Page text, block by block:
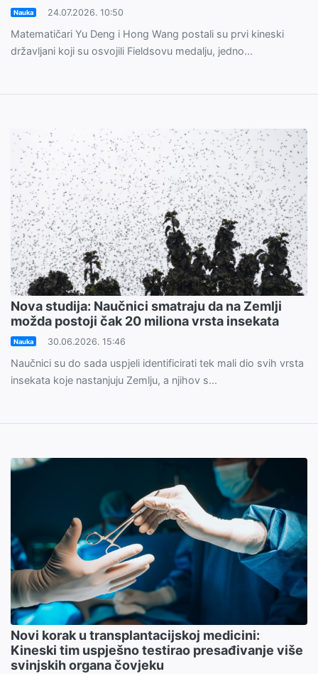
Nauka 24.07.2026. 10:50
Matematičari Yu Deng i Hong Wang postali su prvi kineski
državljani koji su osvojili Fieldsovu medalju, jedno...
Nova studija: Naučnici smatraju da na Zemlji
možda postoji čak 20 miliona vrsta insekata
Nauka 30.06.2026. 15:46
Naučnici su do sada uspjeli identificirati tek mali dio svih vrsta
insekata koje nastanjuju Zemlju, a njihov s...
Novi korak u transplantacijskoj medicini:
Kineski tim uspješno testirao presađivanje više
svinjskih organa čovjeku